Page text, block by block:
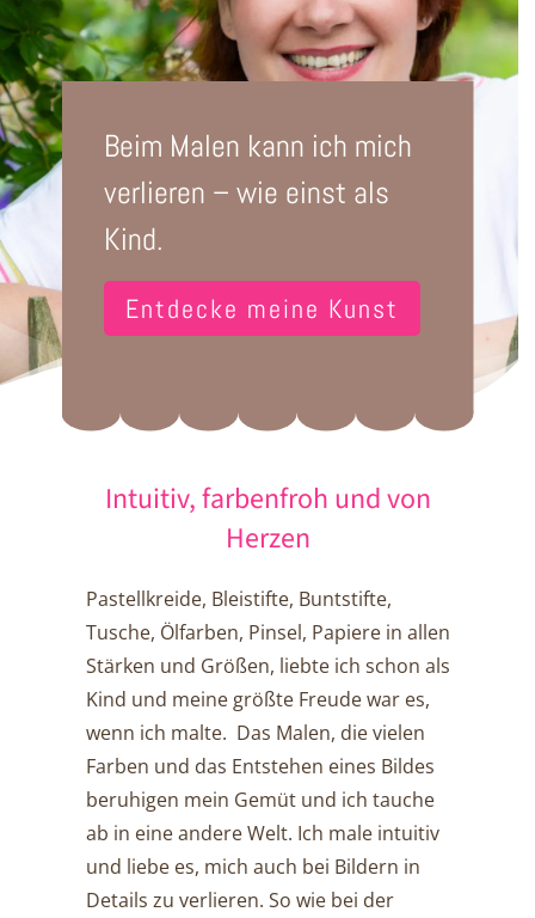
Beim Malen kann ich mich
verlieren – wie einst als
Kind.
Entdecke meine Kunst
Intuitiv, farbenfroh und von
Herzen
Pastellkreide, Bleistifte, Buntstifte,
Tusche, Ölfarben, Pinsel, Papiere in allen
Stärken und Größen, liebte ich schon als
Kind und meine größte Freude war es,
wenn ich malte. Das Malen, die vielen
Farben und das Entstehen eines Bildes
beruhigen mein Gemüt und ich tauche
ab in eine andere Welt. Ich male intuitiv
und liebe es, mich auch bei Bildern in
Details zu verlieren. So wie bei der